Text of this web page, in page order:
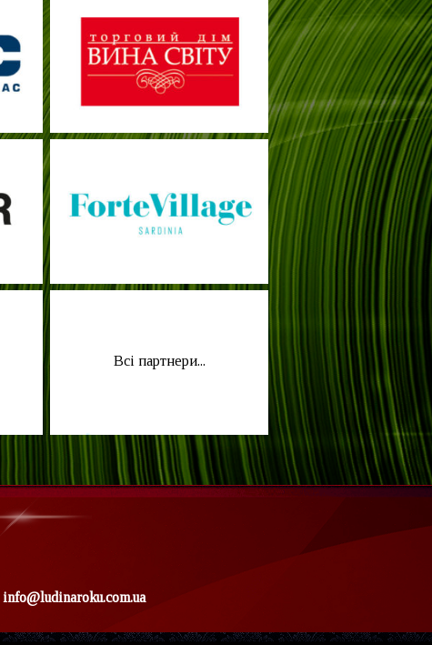
Всі партнери...
info@ludinaroku.com.ua